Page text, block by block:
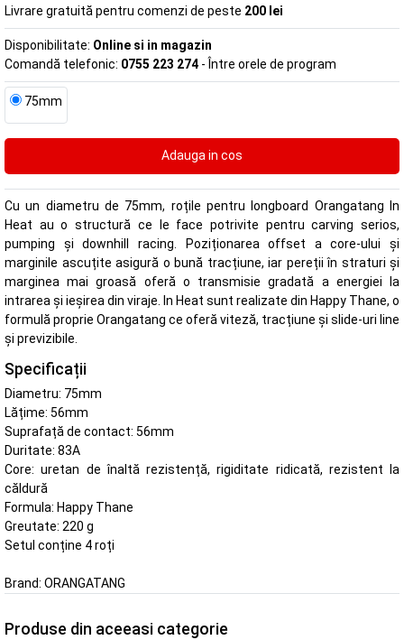
Livrare gratuită pentru comenzi de peste 200 lei
Disponibilitate: Online si in magazin
Comandă telefonic: 0755 223 274 - Între orele de program
75mm
Cu un diametru de 75mm, roțile pentru longboard Orangatang In
Heat au o structură ce le face potrivite pentru carving serios,
pumping și downhill racing. Poziționarea offset a core-ului și
marginile ascuțite asigură o bună tracțiune, iar pereții în straturi și
marginea mai groasă oferă o transmisie gradată a energiei la
intrarea și ieșirea din viraje. In Heat sunt realizate din Happy Thane, o
formulă proprie Orangatang ce oferă viteză, tracțiune și slide-uri line
și previzibile.
Specificații
Diametru: 75mm
Lățime: 56mm
Suprafață de contact: 56mm
Duritate: 83A
Core: uretan de înaltă rezistență, rigiditate ridicată, rezistent la
căldură
Formula: Happy Thane
Greutate: 220 g
Setul conține 4 roți
Brand: ORANGATANG
Produse din aceeasi categorie